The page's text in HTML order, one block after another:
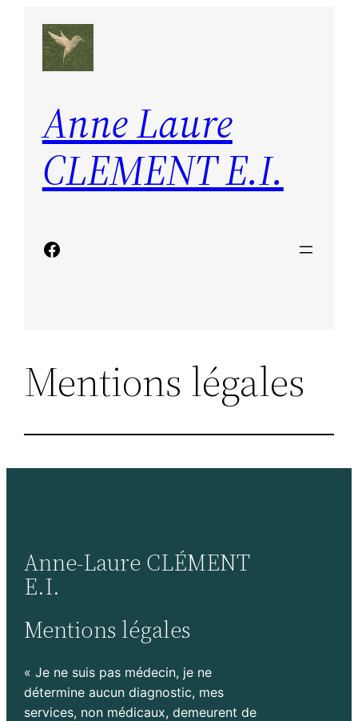
contenu
Anne Laure
CLEMENT E.I.
Facebook
Mentions légales
Anne-Laure CLÉMENT
E.I.
Mentions légales
« Je ne suis pas médecin, je ne
détermine aucun diagnostic, mes
services, non médicaux, demeurent de